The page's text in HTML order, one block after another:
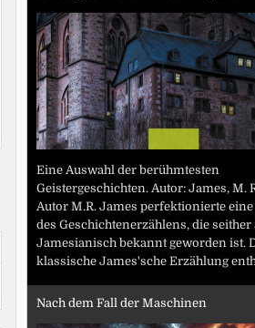
Eine Auswahl der berühmtesten
Geistergeschichten. Autor: James, M.
Autor M.R. James perfektionierte
des Geschichtenerzählens, die seither
Jamesianisch bekannt geworden ist.
klassische James'sche Erzählung
Nach dem Fall der Maschinen